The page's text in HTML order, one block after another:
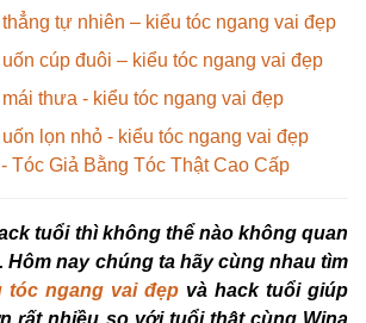
tự nhiên – kiểu tóc ngang vai đẹp
cúp đuôi – kiểu tóc ngang vai đẹp
thưa - kiểu tóc ngang vai đẹp
lọn nhỏ - kiểu tóc ngang vai đẹp
Tóc Giả Bằng Tóc Thật Cao Cấp
tuổi thì không thể nào không quan
Hôm nay chúng ta hãy cùng nhau tìm
tóc ngang vai đẹp và hack tuổi giúp
rất nhiều so với tuổi thật cùng Wina